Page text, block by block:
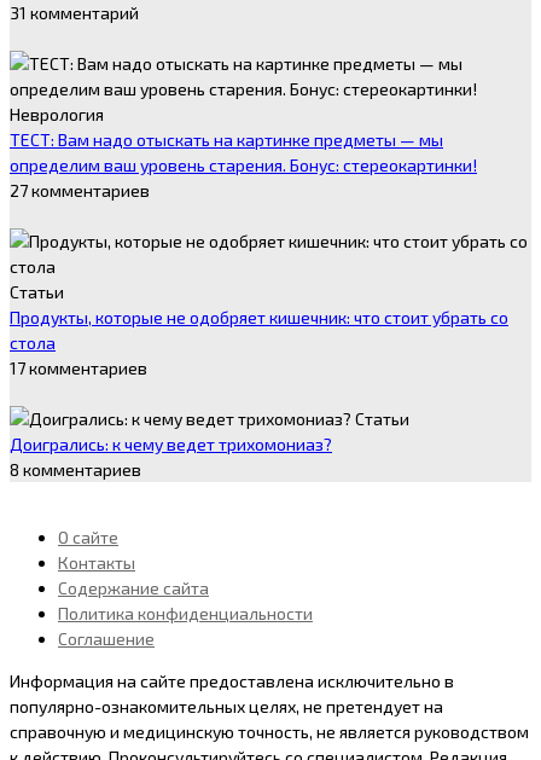
31 комментарий
Неврология
ТЕСТ: Вам надо отыскать на картинке предметы — мы
определим ваш уровень старения. Бонус: стереокартинки!
27 комментариев
Статьи
Продукты, которые не одобряет кишечник: что стоит убрать со
стола
17 комментариев
Статьи
Доигрались: к чему ведет трихомониаз?
8 комментариев
О сайте
Контакты
Содержание сайта
Политика конфиденциальности
Соглашение
Информация на сайте предоставлена исключительно в
популярно-ознакомительных целях, не претендует на
справочную и медицинскую точность, не является руководством